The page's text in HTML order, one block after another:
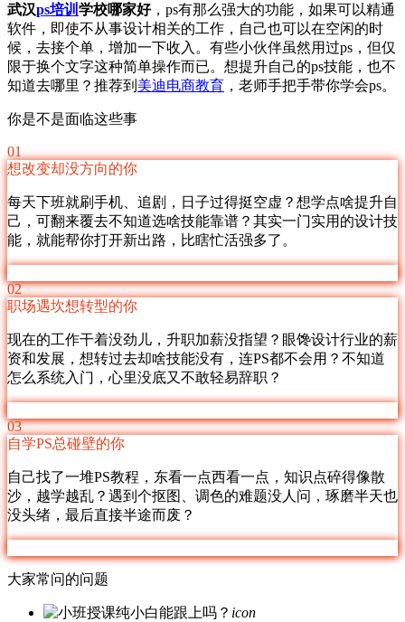
武汉ps培训 学校哪家好，ps有那么强大的功能，如果可以精通
软件，即使不从事设计相关的工作，自己也可以在空闲的时
候，去接个单，增加一下收入。有些小伙伴虽然用过ps，但仅
限于换个文字这种简单操作而已。想提升自己的ps技能，也不
知道去哪里？推荐到 美迪电商教育 ，老师手把手带你学会ps。
你是不是面临这些事
01
想改变却没方向的你
每天下班就刷手机、追剧，日子过得挺空虚？想学点啥提升自
己，可翻来覆去不知道选啥技能靠谱？其实一门实用的设计技
能，就能帮你打开新出路，比瞎忙活强多了。
02
职场遇坎想转型的你
现在的工作干着没劲儿，升职加薪没指望？眼馋设计行业的薪
资和发展，想转过去却啥技能没有，连PS都不会用？不知道
怎么系统入门，心里没底又不敢轻易辞职？
03
自学PS总碰壁的你
自己找了一堆PS教程，东看一点西看一点，知识点碎得像散
沙，越学越乱？遇到个抠图、调色的难题没人问，琢磨半天也
没头绪，最后直接半途而废？
大家常问的问题
纯小白能跟上吗？ icon